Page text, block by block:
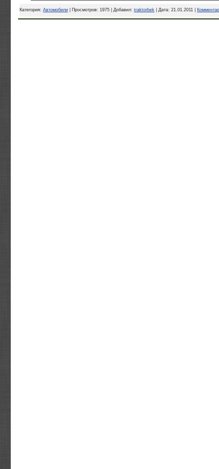
Категория: Автомобили | Просмотров: 1975 | Добавил: traktorbek | Дата: 21.01.2011